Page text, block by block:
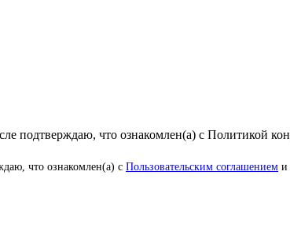
подтверждаю, что ознакомлен(а) с Политикой
что ознакомлен(а) с Пользовательским соглашением и